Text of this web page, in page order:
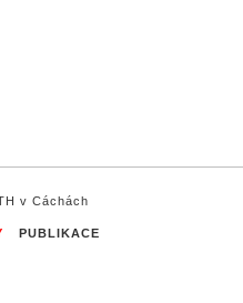
v Cáchách
PUBLIKACE